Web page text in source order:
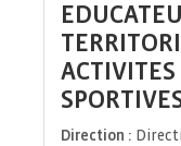
ACTIVITES
Direction :